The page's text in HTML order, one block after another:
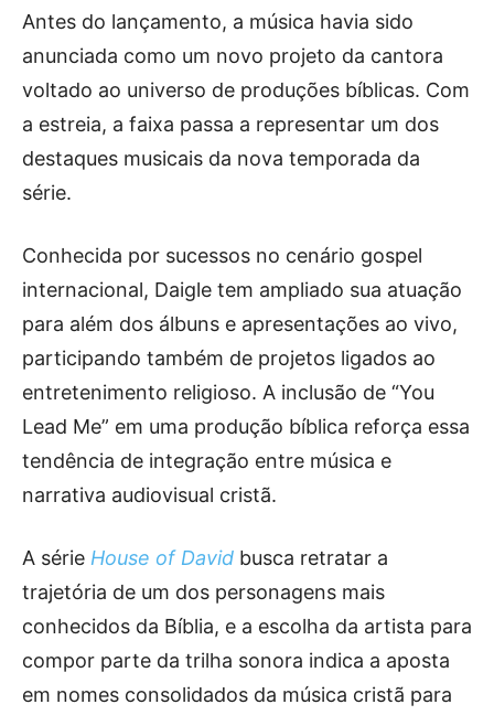
Antes do lançamento, a música havia sido
anunciada como um novo projeto da cantora
voltado ao universo de produções bíblicas. Com
a estreia, a faixa passa a representar um dos
destaques musicais da nova temporada da
série.
Conhecida por sucessos no cenário gospel
internacional, Daigle tem ampliado sua atuação
para além dos álbuns e apresentações ao vivo,
participando também de projetos ligados ao
entretenimento religioso. A inclusão de “You
Lead Me” em uma produção bíblica reforça essa
tendência de integração entre música e
narrativa audiovisual cristã.
A série House of David busca retratar a
trajetória de um dos personagens mais
conhecidos da Bíblia, e a escolha da artista para
compor parte da trilha sonora indica a aposta
em nomes consolidados da música cristã para